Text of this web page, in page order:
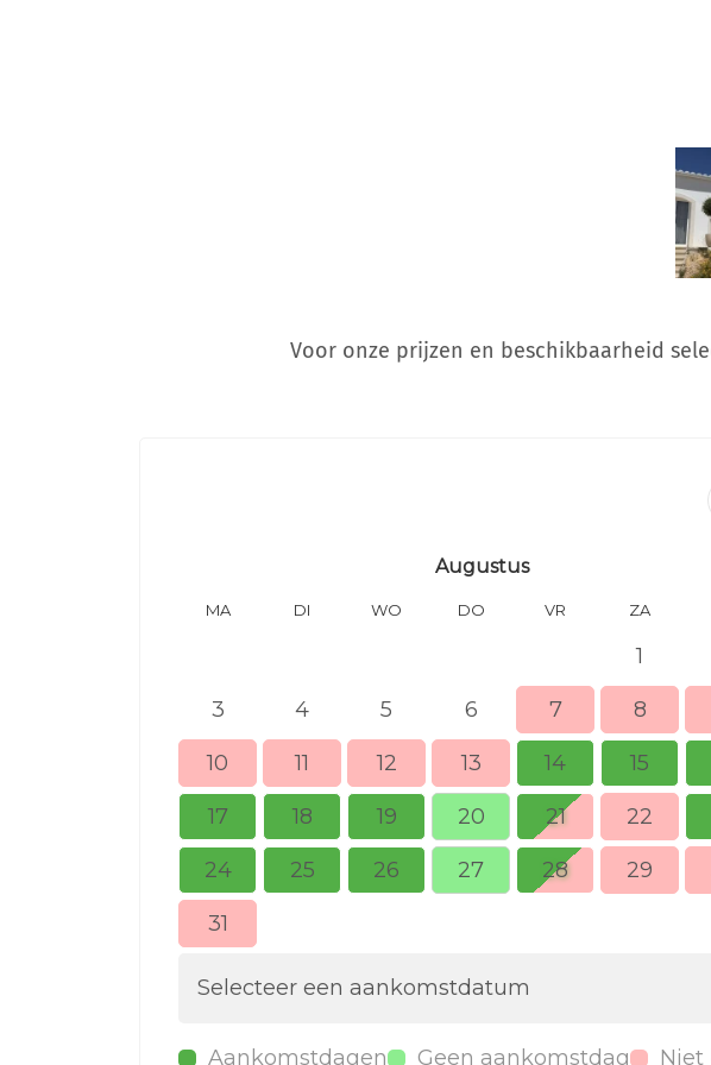
Voor onze prijzen en beschikbaarheid
Augustus
MA DI WO DO VR ZA
1
3 4 5 6 7 8
10 11 12 13 14 15
17 18 19 20 21 22
24 25 26 27 28 29
31
Selecteer een aankomstdatum
Aankomstdagen Geen aankomstdag Niet